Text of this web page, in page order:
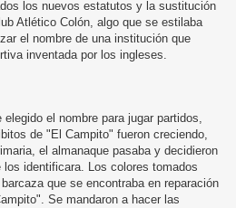
los nuevos estatutos y la sustitución
Atlético Colón, algo que se estilaba
el nombre de una institución que
inventada por los ingleses.
el nombre para jugar partidos,
de "El Campito" fueron creciendo,
el almanaque pasaba y decidieron
identificara. Los colores tomados
que se encontraba en reparación
Se mandaron a hacer las